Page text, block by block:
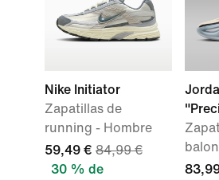
Nike Initiator
Zapatillas de
running - Hombre
59,49 € 84,99 €
30 % de